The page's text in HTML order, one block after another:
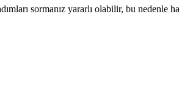
sormanız yararlı olabilir, bu